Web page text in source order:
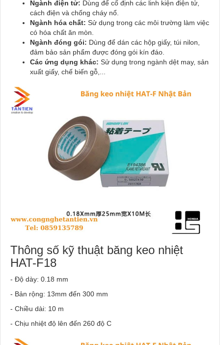
Ngành điện tử: Dùng để cố định các linh kiện điện tử,
cách điện và chống cháy nổ.
Ngành hóa chất: Sử dụng trong các môi trường làm việc
có hóa chất ăn mòn.
Ngành đóng gói: Dùng để dán các hộp giấy, túi nilon,
đảm bảo sản phẩm được đóng gói kín đáo.
Các ứng dụng khác: Sử dụng trong ngành dệt may, sản
xuất giấy, chế biến gỗ,...
Thông số kỹ thuật băng keo nhiệt
HAT-F18
- Độ dày: 0.18 mm
- Bản rộng: 13mm đến 300 mm
- Chiều dài: 10 m
- Chịu nhiệt độ lên đến 260 độ C